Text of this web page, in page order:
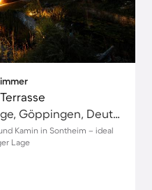
Geislingen an der Steige, Göppingen, Deutschland
Kamin in Sontheim – ideal
Lage